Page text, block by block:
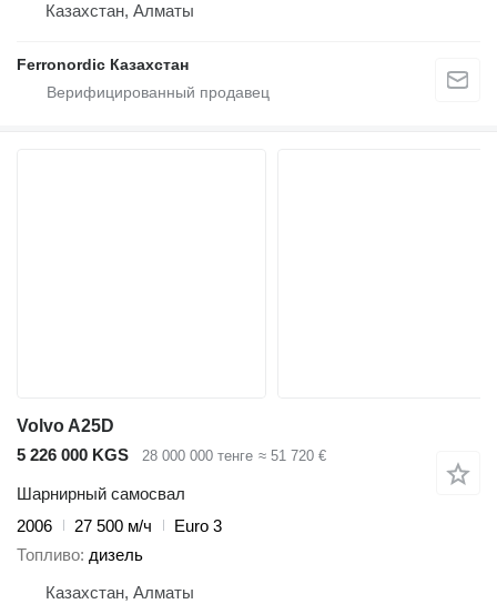
Казахстан, Алматы
Ferronordic Казахстан
Volvo A25D
5 226 000 KGS
28 000 000 тенге ≈ 51 720 €
Шарнирный самосвал
2006
27 500 м/ч
Euro 3
Топливо дизель
Казахстан, Алматы